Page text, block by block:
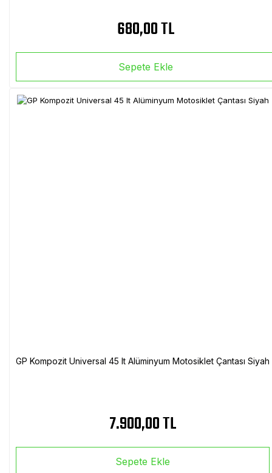
680,00 TL
Sepete Ekle
GP Kompozit Universal 45 lt Alüminyum Motosiklet Çantası Siyah
7.900,00 TL
Sepete Ekle